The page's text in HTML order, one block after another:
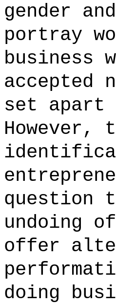
gender
portray
business
accepted
set apart
question
undoing
offer
doing